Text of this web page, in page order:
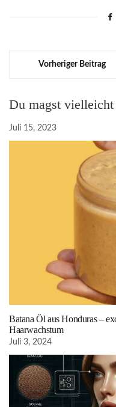
Vorheriger Beitrag
Du magst vielleicht
Juli 15, 2023
Batana Öl aus Honduras –
Haarwachstum
Juli 3, 2024